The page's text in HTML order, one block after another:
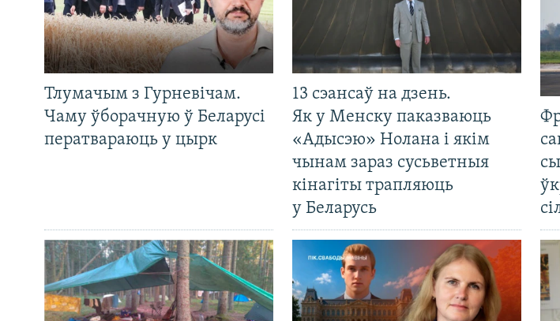
Тлумачым з Гурневічам.
Чаму ўборачную ў Беларусі
ператвараюць у цырк
13 сэансаў на дзень.
Як у Менску паказваюць
«Адысэю» Нолана і якім
чынам зараз сусьветныя
кінагіты трапляюць
у Беларусь